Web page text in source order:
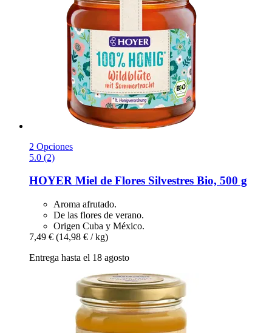
2 Opciones
5.0 (2)
HOYER Miel de Flores Silvestres Bio, 500 g
Aroma afrutado.
De las flores de verano.
Origen Cuba y México.
7,49 € (14,98 € / kg)
Entrega hasta el 18 agosto